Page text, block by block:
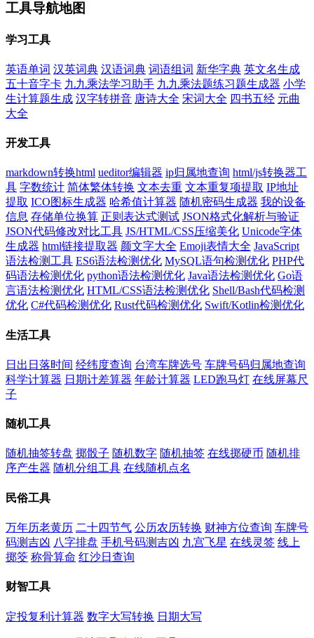
工具导航地图
学习工具
英语单词 汉英词典 汉语词典 词语组词 新华字典 英文名生成
五十音字卡 九九乘法学习助手 九九乘法题练习题生成器 小学
生计算题生成 汉字转拼音 唐诗大全 宋词大全 四书五经 元曲
大全
开发工具
markdown转换html ueditor编辑器 ip归属地查询 html/js转换器工
具 字数统计 简体繁体转换 文本去重 文本重复项提取 IP地址
提取 ICO图标生成器 哈希值计算器 随机密码生成器 我的设备
信息 存储单位换算 正则表达式测试 JSON格式化解析与验证
JSON代码修改对比工具 JS/HTML/CSS压缩美化 Unicode字体
生成器 html链接提取器 颜文字大全 Emoji表情大全 JavaScript
语法检测工具 ES6语法检测优化 MySQL语句检测优化 PHP代
码语法检测优化 python语法检测优化 Java语法检测优化 Go语
言语法检测优化 HTML/CSS语法检测优化 Shell/Bash代码检测
优化 C#代码检测优化 Rust代码检测优化 Swift/Kotlin检测优化
生活工具
日出日落时间 经纬度查询 台湾车牌选号 车牌号码归属地查询
科学计算器 日期计差算器 年龄计算器 LED跑马灯 在线屏幕尺
子
随机工具
随机抽签转盘 掷骰子 随机数字 随机抽签 在线掷硬币 随机排
序产生器 随机分组工具 在线随机点名
民俗工具
万年历老黄历 二十四节气 公历农历转换 财神方位查询 车牌号
码测吉凶 八字排盘 手机号码测吉凶 九宫飞星 在线灵签 线上
掷筊 称骨算命 红沙日查询
财智工具
定投复利计算器 数字大写转换 日期大写